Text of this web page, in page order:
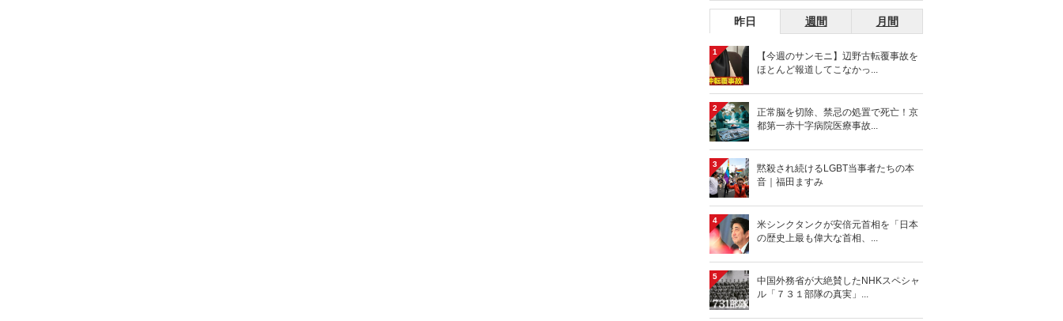
昨日 週間 月間
1
【今週のサンモニ】辺野古転覆事故を
ほとんど報道してこなかっ...
2
正常脳を切除、禁忌の処置で死亡！京
都第一赤十字病院医療事故...
3
黙殺され続けるLGBT当事者たちの本
音｜福田ますみ
4
米シンクタンクが安倍元首相を「日本
の歴史上最も偉大な首相、...
5
中国外務省が大絶賛したNHKスペシャ
ル「７３１部隊の真実」...